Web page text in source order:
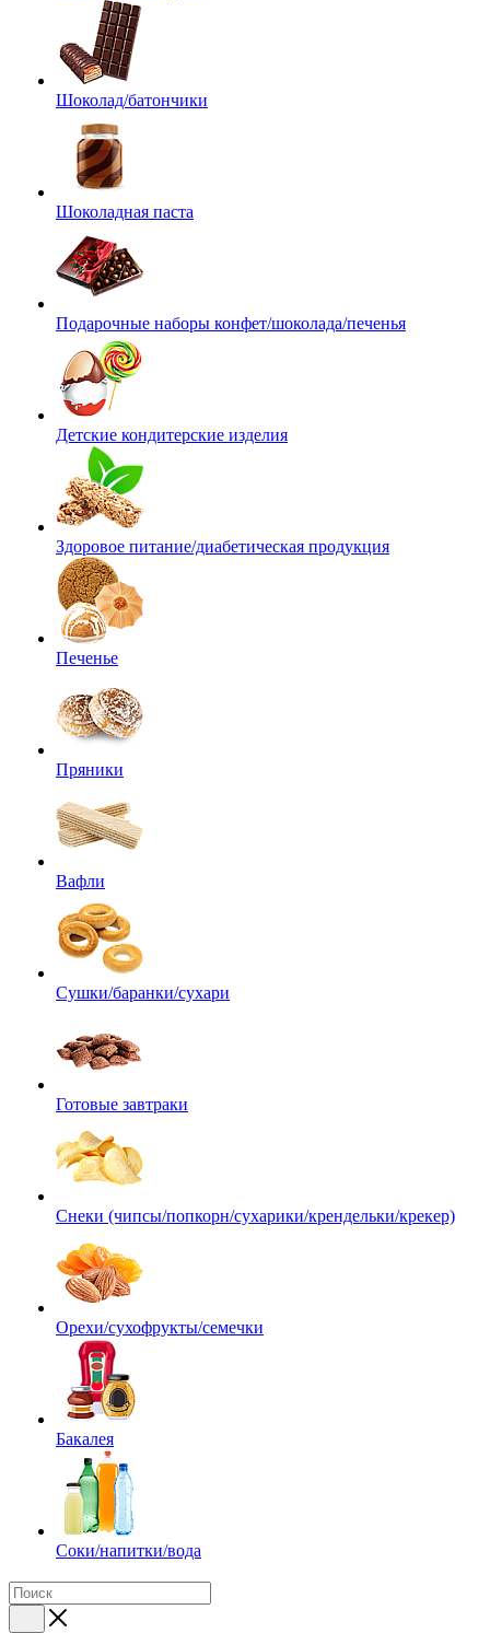
Шоколад/батончики
Шоколадная паста
Подарочные наборы конфет/шоколада/печенья
Детские кондитерские изделия
Здоровое питание/диабетическая продукция
Печенье
Пряники
Вафли
Сушки/баранки/сухари
Готовые завтраки
Снеки (чипсы/попкорн/сухарики/крендельки/крекер)
Орехи/сухофрукты/семечки
Бакалея
Соки/напитки/вода